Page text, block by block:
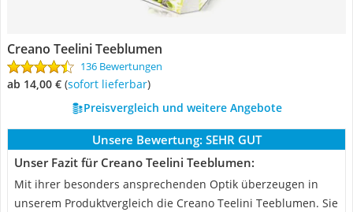
Creano Teelini Teeblumen
136 Bewertungen
ab 14,00 € ( Sofort lieferbar)
Preisvergleich und weitere Angebote
Unsere Bewertung: SEHR GUT
Unser Fazit für Creano Teelini Teeblumen:
Mit ihrer besonders ansprechenden Optik überzeugen in
unserem Produktvergleich die Creano Teelini Teeblumen. Sie